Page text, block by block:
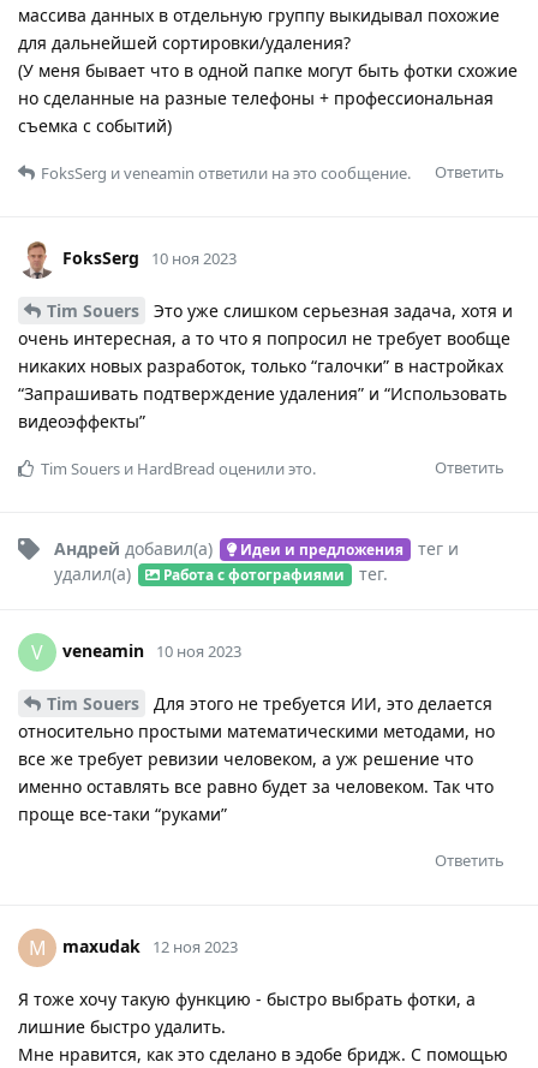
массива данных в отдельную группу выкидывал похожие
для дальнейшей сортировки/удаления?
(У меня бывает что в одной папке могут быть фотки схожие
но сделанные на разные телефоны + профессиональная
съемка с событий)
Ответить
FoksSerg иveneamin ответили на это сообщение.
FoksSerg 10 ноя 2023
Tim Souers
Это уже слишком серьезная задача, хотя и
очень интересная, а то что я попросил не требует вообще
никаких новых разработок, только “галочки” в настройках
“Запрашивать подтверждение удаления” и “Использовать
видеоэффекты”
Ответить
Tim Souers и HardBread оценили это.
Андрей добавил(а) Идеи и предложения теги
удалил(а)
Работа с фотографиями тег.
V veneamin 10 ноя 2023
Tim Souers
Для этого не требуется ИИ, это делается
относительно простыми математическими методами, но
все же требует ревизии человеком, а уж решение что
именно оставлять все равно будет за человеком. Так что
проще все-таки “руками”
Ответить
M maxudak 12 ноя 2023
Я тоже хочу такую функцию - быстро выбрать фотки, а
лишние быстро удалить.
Мне нравится, как это сделано в эдобе бридж. С помощью